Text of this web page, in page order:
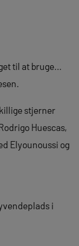
til at bruge…
stjerner
Huescas,
Elyounoussi og
i